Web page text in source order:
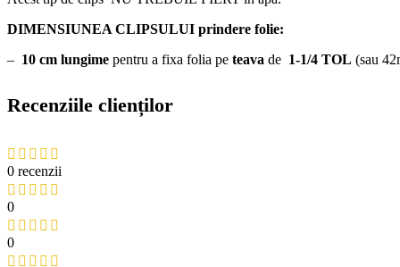
DIMENSIUNEA CLIPSULUI prindere folie:
– 10 cm lungime pentru a fixa folia pe teava de 1-1/4 TOL (sau
Recenziile clienților
0 recenzii
0
0